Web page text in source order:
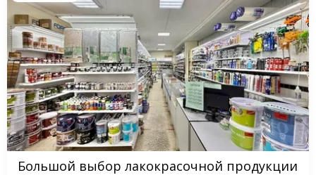
Большой выбор лакокрасочной продукции